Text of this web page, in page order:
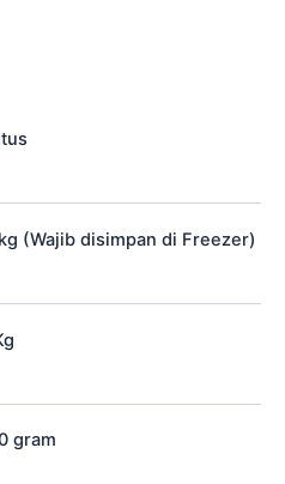
(Wajib disimpan di Freezer)
gram